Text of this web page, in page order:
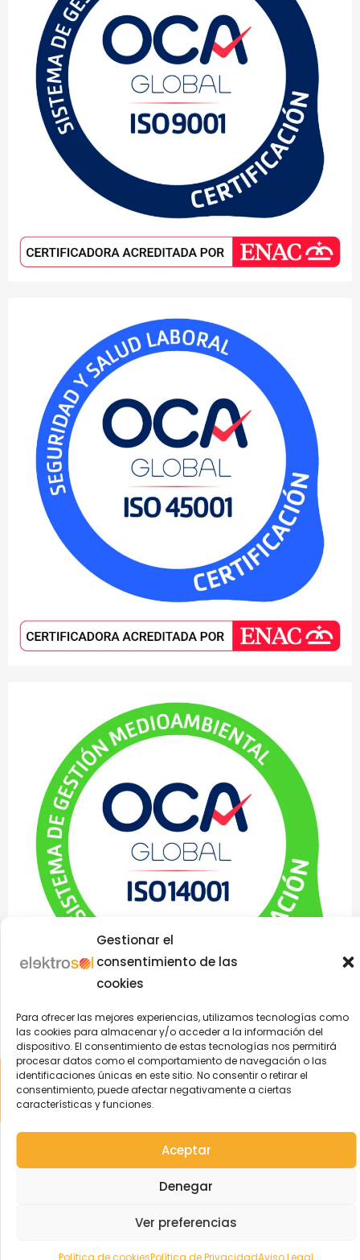
Gestionar el
consentimiento de las
cookies
Para ofrecer las mejores experiencias, utilizamos tecnologías como
las cookies para almacenar y/o acceder a la información del
dispositivo. El consentimiento de estas tecnologías nos permitirá
procesar datos como el comportamiento de navegación o las
identificaciones únicas en este sitio. No consentir o retirar el
consentimiento, puede afectar negativamente a ciertas
características y funciones.
Aceptar
Denegar
Ver preferencias
Política de cookiesPolítica de PrivacidadAviso Legal
Aviso Legal|Política de Privacidad|Política Cookies|Política
Integrada| © 2004-2022 Elektrosol | ️Todos los derechos
reservados